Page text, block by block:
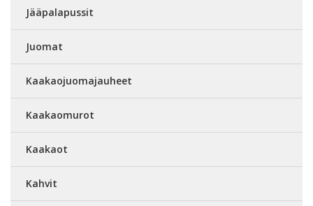
Jääpalapussit
Juomat
Kaakaojuomajauheet
Kaakaomurot
Kaakaot
Kahvit